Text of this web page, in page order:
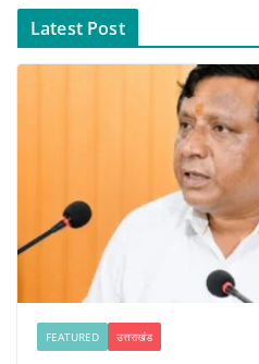
Latest Post
FEATURED उत्तराखंड